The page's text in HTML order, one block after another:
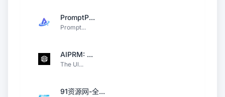
PromptP...
Prompt...
AIPRM: ...
The Ul...
91资源网-全...